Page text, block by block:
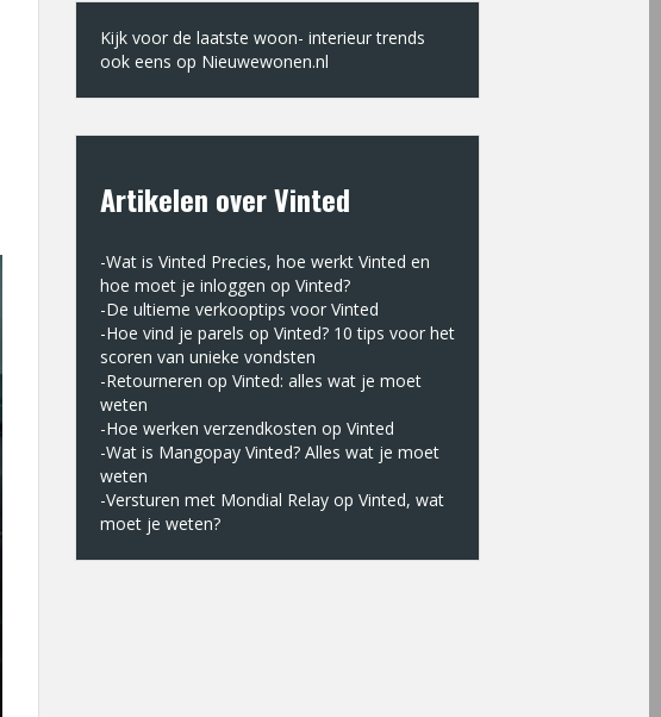
Kijk voor de laatste woon- interieur trends
ook eens op Nieuwewonen.nl
Artikelen over Vinted
-Wat is Vinted Precies, hoe werkt Vinted en
hoe moet je inloggen op Vinted?
-De ultieme verkooptips voor Vinted
-Hoe vind je parels op Vinted? 10 tips voor het
scoren van unieke vondsten
-Retourneren op Vinted: alles wat je moet
weten
-Hoe werken verzendkosten op Vinted
-Wat is Mangopay Vinted? Alles wat je moet
weten
-Versturen met Mondial Relay op Vinted, wat
moet je weten?